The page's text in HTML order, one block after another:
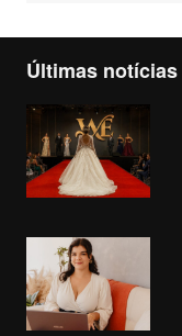
Últimas notícias